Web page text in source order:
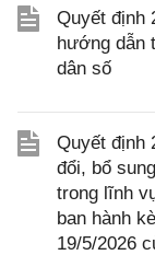
Quyết định
hướng dẫn
dân số
Quyết định
đổi, bổ
trong lĩnh
ban hành
19/5/2026